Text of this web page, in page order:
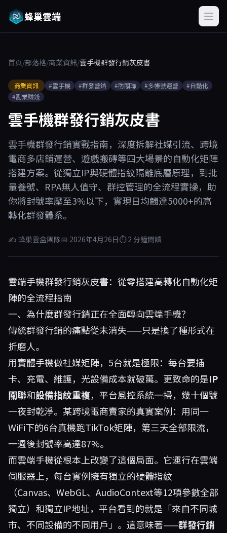
蜂巢雲端
首頁/部落格/商業資訊/雲手機群發行銷灰皮書
商業資訊 #雲手機 #群發營銷 #防關聯 #多帳號運營
#自動化
#副業賺錢
雲手機群發行銷灰皮書
雲手機群發行銷實戰指南，深度拆解社媒引流、跨境
電商多店鋪運營、遊戲搬磚等四大場景的自動化矩陣
搭建方案。從獨立IP與硬體指紋隔離底層原理，到批
量養號、RPA無人值守、群控管理的全流程實操，助
你將封號率壓至3%以下，實現日均觸達5000+的高
轉化群發體系。
✍ 蜂巢雲盒團隊📅 2026年4月26日⏱ 2 分鐘閱讀
雲端手機群發行銷灰皮書：從零搭建高轉化自動化矩
陣的全流程指南
一、為什麼群發行銷正在全面轉向雲端手機？
傳統群發行銷的痛點從未消失——只是換了種形式在
折磨人。
用實體手機做社媒矩陣，5台就是極限：每台要插
卡、充電、維護，光設備成本就破萬。更致命的是IP
關聯和設備指紋重複，平台風控系統一掃，幾十個號
一夜封乾淨。某跨境電商賣家的真實案例：用同一
WiFi下的6台真機跑TikTok矩陣，第三天全部限流，
一週後封號率高達87%。
而雲端手機從根本上改變了這個局面。它運行在雲端
伺服器上，每台實例擁有獨立的硬體指紋
（Canvas、WebGL、AudioContext等12項參數全部
獨立）和獨立IP地址，平台看到的就是「來自不同城
市、不同設備的不同用戶」。這意味著——群發行銷